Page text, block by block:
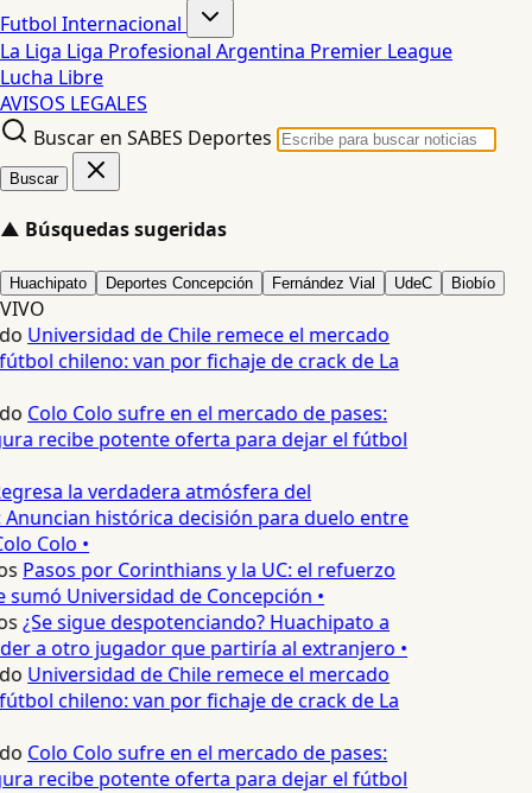
Futbol Internacional
La Liga Liga Profesional Argentina Premier League
Lucha Libre
AVISOS LEGALES
Buscar en SABES Deportes
Buscar
▲ Búsquedas sugeridas
Huachipato Deportes Concepción Fernández Vial UdeC Biobío
VIVO
Universidad de Chile remece el mercado
chileno: van por fichaje de crack de La
Colo Colo sufre en el mercado de pases:
recibe potente oferta para dejar el fútbol
la verdadera atmósfera del
histórica decisión para duelo entre
Colo •
Pasos por Corinthians y la UC: el refuerzo
Universidad de Concepción •
¿Se sigue despotenciando? Huachipato a
a otro jugador que partiría al extranjero •
Universidad de Chile remece el mercado
chileno: van por fichaje de crack de La
Colo Colo sufre en el mercado de pases:
recibe potente oferta para dejar el fútbol